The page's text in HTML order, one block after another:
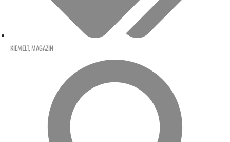
KIEMELT, MAGAZIN